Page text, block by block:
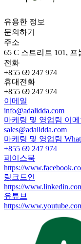
유용한 정보
문의하기
주소
65 C 스트리트 101,
전화
+855 69 247 974
휴대전화
+855 69 247 974
이메일
info@adalidda.com
마케팅 및 영업팀 이메
sales@adalidda.com
마케팅 및 영업팀
+855 69 247 974
페이스북
https://
링크드인
https://
유튜브
https://